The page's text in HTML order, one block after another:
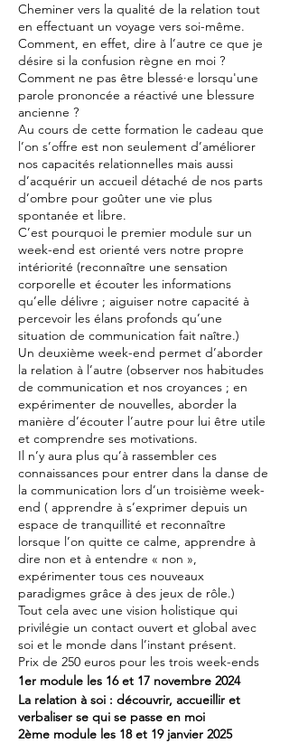
Cheminer vers la qualité de la relation tout
en effectuant un voyage vers soi-même.
Comment, en effet, dire à l’autre ce que je
désire si la confusion règne en moi ?
Comment ne pas être blessé·e lorsqu'une
parole prononcée a réactivé une blessure
ancienne ?
Au cours de cette formation le cadeau que
l’on s’offre est non seulement d’améliorer
nos capacités relationnelles mais aussi
d’acquérir un accueil détaché de nos parts
d’ombre pour goûter une vie plus
spontanée et libre.
C’est pourquoi le premier module sur un
week-end est orienté vers notre propre
intériorité (reconnaître une sensation
corporelle et écouter les informations
qu’elle délivre ; aiguiser notre capacité à
percevoir les élans profonds qu’une
situation de communication fait naître.)
Un deuxième week-end permet d’aborder
la relation à l’autre (observer nos habitudes
de communication et nos croyances ; en
expérimenter de nouvelles, aborder la
manière d’écouter l’autre pour lui être utile
et comprendre ses motivations.
Il n’y aura plus qu’à rassembler ces
connaissances pour entrer dans la danse de
la communication lors d’un troisième week-
end ( apprendre à s’exprimer depuis un
espace de tranquillité et reconnaître
lorsque l’on quitte ce calme, apprendre à
dire non et à entendre « non »,
expérimenter tous ces nouveaux
paradigmes grâce à des jeux de rôle.)
Tout cela avec une vision holistique qui
privilégie un contact ouvert et global avec
soi et le monde dans l’instant présent.
Prix de 250 euros pour les trois week-ends
1er module les 16 et 17 novembre 2024
La relation à soi : découvrir, accueillir et
verbaliser se qui se passe en moi
2ème module les 18 et 19 janvier 2025